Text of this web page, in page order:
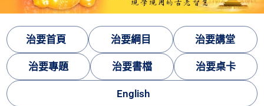
治要首頁 治要綱目 治要講堂
治要專題 治要書檔 治要桌卡
English